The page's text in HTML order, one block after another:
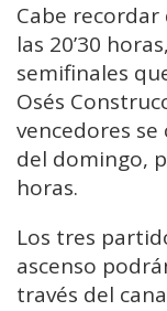
Cabe
las 20’30
semifinales
Osés
vencedores
del domingo,
horas.
Los tres
ascenso
través del